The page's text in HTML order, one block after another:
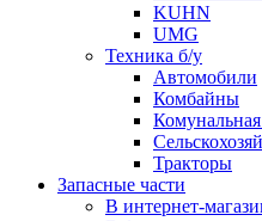
KUHN
UMG
Техника б/у
Автомобили
Комбайны
Тракторы
Запасные части
В интернет-